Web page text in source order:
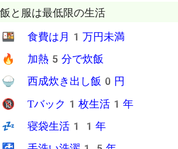
飯と服は最低限の生活
🍱 食費は月1万円未満
🔥 加熱5分で炊飯
🍚 西成炊き出し飯0円
🔞 Tバック1枚生活1年
💤 寝袋生活11年